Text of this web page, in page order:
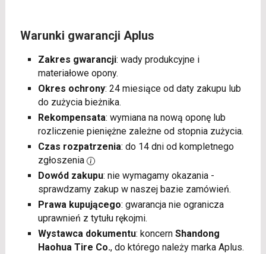
Warunki gwarancji Aplus
Zakres gwarancji: wady produkcyjne i
materiałowe opony.
Okres ochrony: 24 miesiące od daty zakupu lub
do zużycia bieżnika.
Rekompensata: wymiana na nową oponę lub
rozliczenie pieniężne zależne od stopnia zużycia.
Czas rozpatrzenia: do 14 dni od kompletnego
zgłoszenia
Dowód zakupu: nie wymagamy okazania -
sprawdzamy zakup w naszej bazie zamówień.
Prawa kupującego: gwarancja nie ogranicza
uprawnień z tytułu rękojmi.
Wystawca dokumentu: koncern Shandong
Haohua Tire Co., do którego należy marka Aplus.